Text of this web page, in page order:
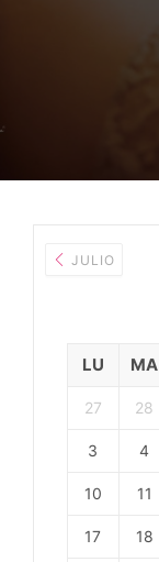
JULIO
LU MA
27 28
3 4
10 11
17 18